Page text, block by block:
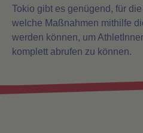
Tokio gibt es genügend, für
welche Maßnahmen mithilfe
werden können, um
komplett abrufen zu können.